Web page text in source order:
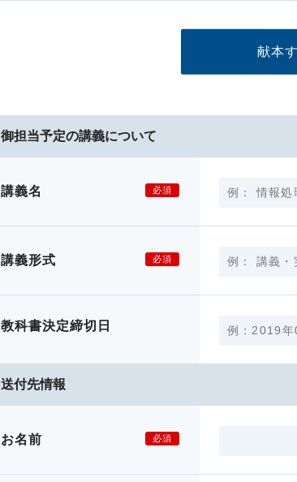
献本
御担当予定の講義について
講義名 必須
講義形式 必須
教科書決定締切日
送付先情報
お名前 必須